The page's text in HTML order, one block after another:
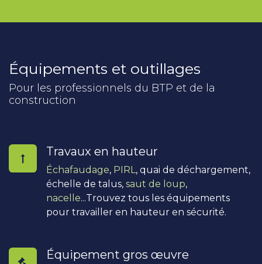
Équipements et outillages
Pour les professionnels du BTP et de la
construction
Travaux en hauteur
Échafaudage, PIRL, quai de déchargement,
échelle de talus, saut de loup,
nacelle...Trouvez tous les équipements
pour travailler en hauteur en sécurité.
Équipement gros œuvre